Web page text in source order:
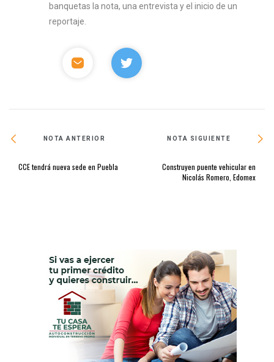
banquetas la nota, una entrevista y el inicio de un
reportaje.
NOTA ANTERIOR
CCE tendrá nueva sede en Puebla
NOTA SIGUIENTE
Construyen puente vehicular en
Nicolás Romero, Edomex